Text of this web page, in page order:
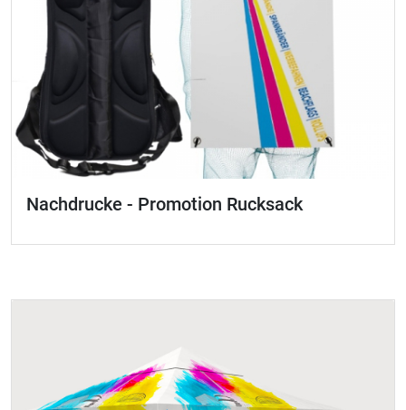
Nachdrucke - Promotion Rucksack